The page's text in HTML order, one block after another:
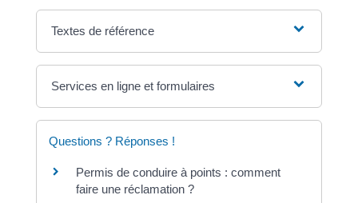
Textes de référence
Services en ligne et formulaires
Questions ? Réponses !
Permis de conduire à points : comment
faire une réclamation ?